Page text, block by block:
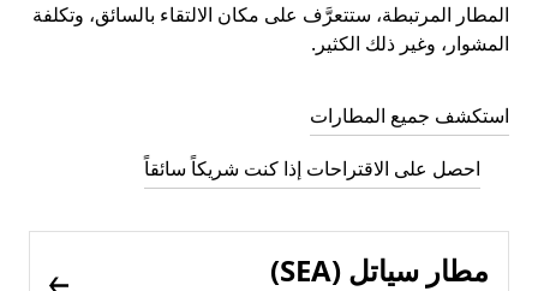
المطار المرتبطة، ستتعرَّف على مكان الالتقاء بالسائق، وتكلفة
المشوار، وغير ذلك الكثير.
استكشف جميع المطارات
احصل على الاقتراحات إذا كنت شريكاً سائقاً
مطار سياتل (SEA)